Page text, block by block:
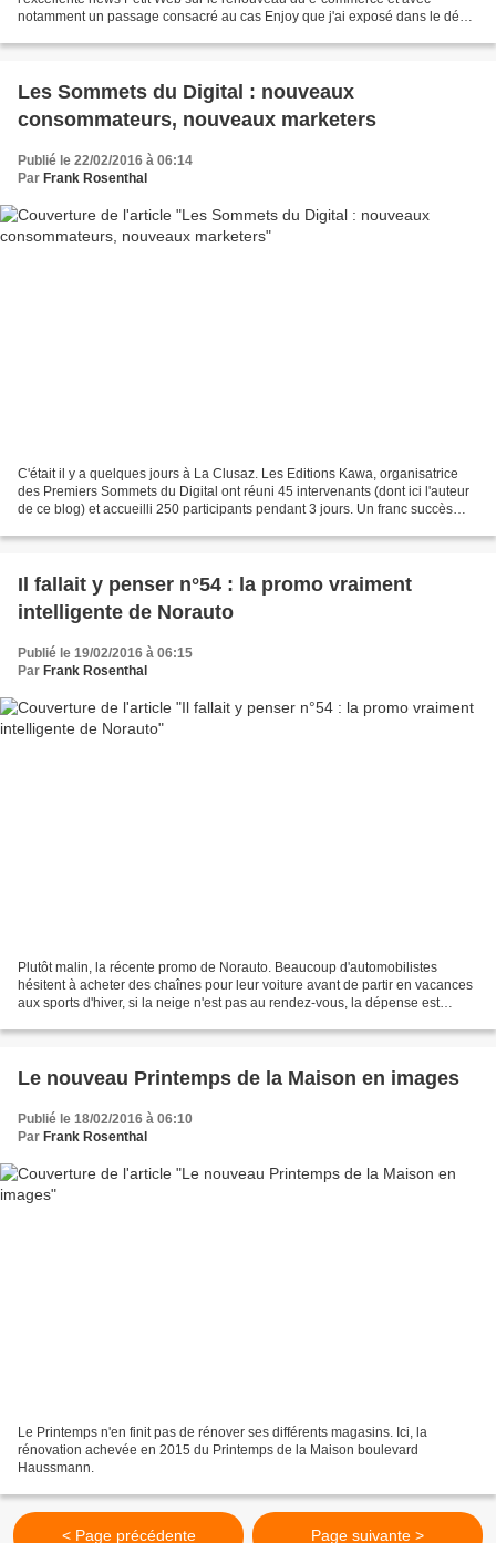
notamment un passage consacré au cas Enjoy que j'ai exposé dans le débat
Les Sommets du Digital : nouveaux
consommateurs, nouveaux marketers
Publié le 22/02/2016 à 06:14
Par Frank Rosenthal
C'était il y a quelques jours à La Clusaz. Les Editions Kawa, organisatrice
des Premiers Sommets du Digital ont réuni 45 intervenants (dont ici l'auteur
de ce blog) et accueilli 250 participants pendant 3 jours. Un franc succès
Il fallait y penser n°54 : la promo vraiment
intelligente de Norauto
Publié le 19/02/2016 à 06:15
Par Frank Rosenthal
Plutôt malin, la récente promo de Norauto. Beaucoup d'automobilistes
hésitent à acheter des chaînes pour leur voiture avant de partir en vacances
aux sports d'hiver, si la neige n'est pas au rendez-vous, la dépense est
Le nouveau Printemps de la Maison en images
Publié le 18/02/2016 à 06:10
Par Frank Rosenthal
Le Printemps n'en finit pas de rénover ses différents magasins. Ici, la
rénovation achevée en 2015 du Printemps de la Maison boulevard
Haussmann.
< Page précédente Page suivante >